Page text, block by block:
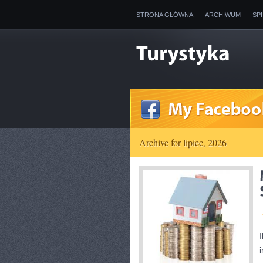
STRONA GŁÓWNA ARCHIWUM
Archive for lipiec, 2026